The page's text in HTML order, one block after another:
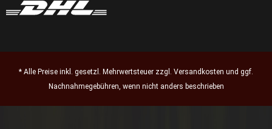
* Alle Preise inkl. gesetzl. Mehrwertsteuer zzgl. Versandkosten und ggf.
Nachnahmegebühren, wenn nicht anders beschrieben